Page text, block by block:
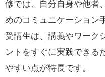
修では、自分自身や他者
めのコミュニケーション
受講生は、講義やワーク
ントをすぐに実践できる
やすい点が特長です。